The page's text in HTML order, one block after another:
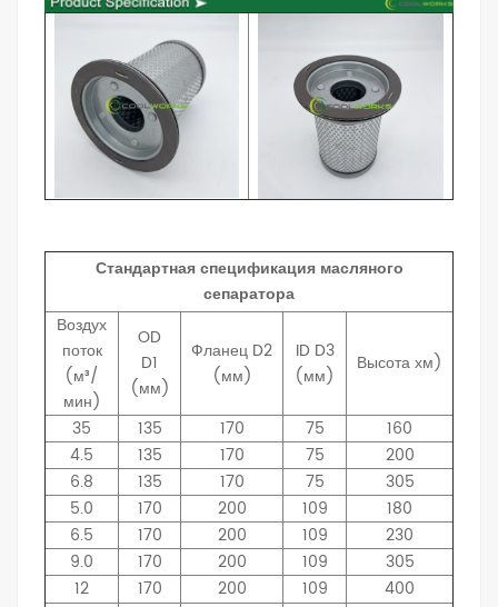
Стандартная спецификация масляного
сепаратора
Воздух
поток
(м³/
мин)
OD
D1
(мм)
Фланец D2
(мм)
ID D3
(мм)
Высотахм)
35 135 170 75
160
4.5
135 170 75
200
6.8
135 170 75
305
5.0
170 200 109
180
6.5
170 200 109
230
9.0
170 200 109
305
12
170 200 109
400